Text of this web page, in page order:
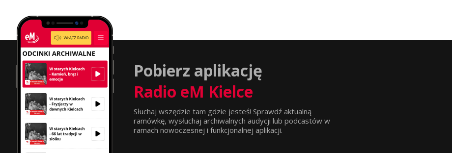
Pobierz aplikację
Radio eM Kielce
Słuchaj wszędzie tam gdzie jesteś! Sprawdź aktualną
ramówkę, wysłuchaj archiwalnych audycji lub podcastów w
ramach nowoczesnej i funkcjonalnej aplikacji.